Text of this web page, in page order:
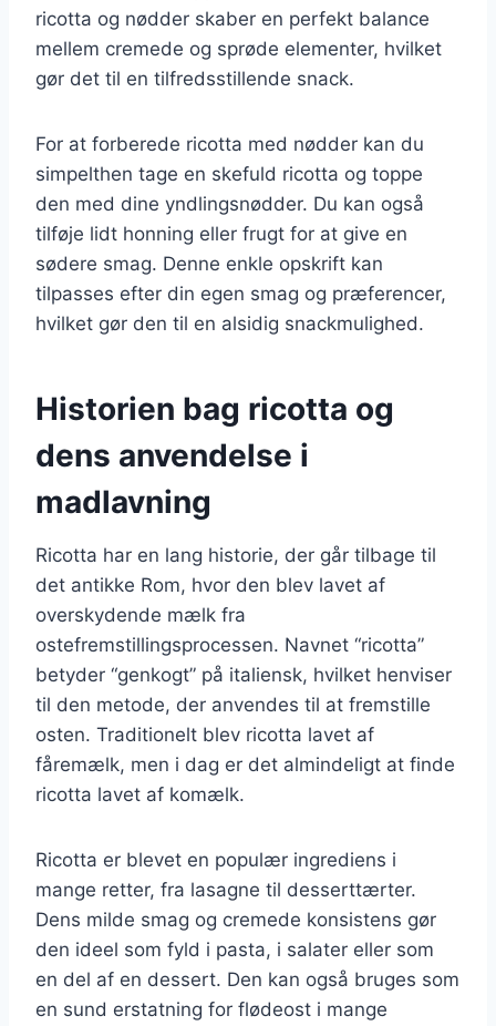
ricotta og nødder skaber en perfekt balance
mellem cremede og sprøde elementer, hvilket
gør det til en tilfredsstillende snack.
For at forberede ricotta med nødder kan du
simpelthen tage en skefuld ricotta og toppe
den med dine yndlingsnødder. Du kan også
tilføje lidt honning eller frugt for at give en
sødere smag. Denne enkle opskrift kan
tilpasses efter din egen smag og præferencer,
hvilket gør den til en alsidig snackmulighed.
Historien bag ricotta og
dens anvendelse i
madlavning
Ricotta har en lang historie, der går tilbage til
det antikke Rom, hvor den blev lavet af
overskydende mælk fra
ostefremstillingsprocessen. Navnet “ricotta”
betyder “genkogt” på italiensk, hvilket henviser
til den metode, der anvendes til at fremstille
osten. Traditionelt blev ricotta lavet af
fåremælk, men i dag er det almindeligt at finde
ricotta lavet af komælk.
Ricotta er blevet en populær ingrediens i
mange retter, fra lasagne til desserttærter.
Dens milde smag og cremede konsistens gør
den ideel som fyld i pasta, i salater eller som
en del af en dessert. Den kan også bruges som
en sund erstatning for flødeost i mange